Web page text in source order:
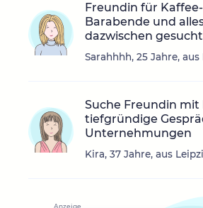
Freundin für
Barabende und
dazwischen gesucht
Sarahhhh, 25 Jahre,
Suche Freundin mit
tiefgründige
Unternehmungen
Kira, 37 Jahre, aus